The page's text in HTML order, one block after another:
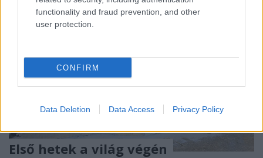
functionality and fraud prevention, and other
user protection.
CONFIRM
Data Deletion Data Access Privacy Policy
Első hetek a világ végén